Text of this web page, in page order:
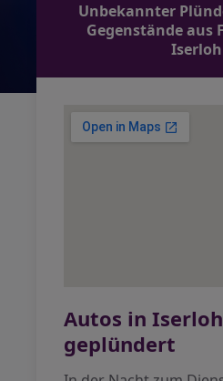
Unbekannter
Gegenstände aus
Autos in
geplündert